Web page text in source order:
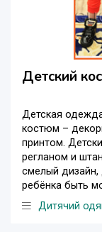
Детский
Детская
костюм –
принтом.
регланом и
смелый дизайн,
ребёнка быть
Дитячий